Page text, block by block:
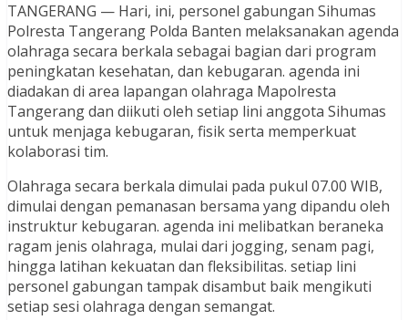
TANGERANG — Hari, ini, personel gabungan Sihumas
Polresta Tangerang Polda Banten melaksanakan agenda
olahraga secara berkala sebagai bagian dari program
peningkatan kesehatan, dan kebugaran. agenda ini
diadakan di area lapangan olahraga Mapolresta
Tangerang dan diikuti oleh setiap lini anggota Sihumas
untuk menjaga kebugaran, fisik serta memperkuat
kolaborasi tim.
Olahraga secara berkala dimulai pada pukul 07.00 WIB,
dimulai dengan pemanasan bersama yang dipandu oleh
instruktur kebugaran. agenda ini melibatkan beraneka
ragam jenis olahraga, mulai dari jogging, senam pagi,
hingga latihan kekuatan dan fleksibilitas. setiap lini
personel gabungan tampak disambut baik mengikuti
setiap sesi olahraga dengan semangat.